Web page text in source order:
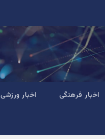
اخبار فرهنگی اخبار ورزشی